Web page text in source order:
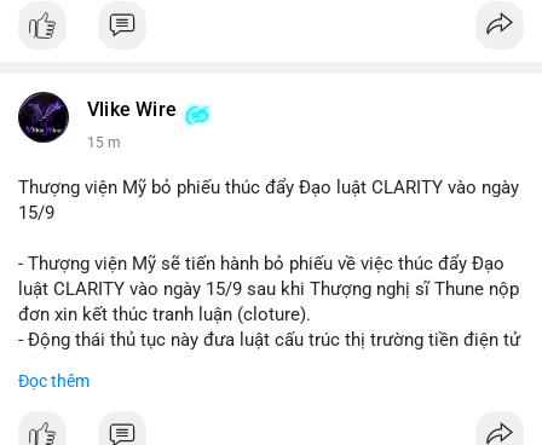
Vlike Wire
15 m
Thượng viện Mỹ bỏ phiếu thúc đẩy Đạo luật CLARITY vào ngày
15/9
- Thượng viện Mỹ sẽ tiến hành bỏ phiếu về việc thúc đẩy Đạo
luật CLARITY vào ngày 15/9 sau khi Thượng nghị sĩ Thune nộp
đơn xin kết thúc tranh luận (cloture).
- Động thái thủ tục này đưa luật cấu trúc thị trường tiền điện tử
các điều khoản liên quan đến đạo đức và stablecoin.
Đọc thêm